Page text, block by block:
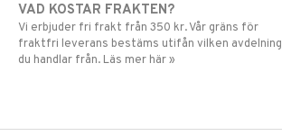
VAD KOSTAR FRAKTEN?
Vi erbjuder fri frakt från 350 kr. Vår gräns för
fraktfri leverans bestäms utifån vilken avdelning
du handlar från. Läs mer här »